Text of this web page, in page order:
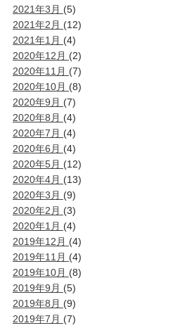
2021年3月 (5)
2021年2月 (12)
2021年1月 (4)
2020年12月 (2)
2020年11月 (7)
2020年10月 (8)
2020年9月 (7)
2020年8月 (4)
2020年7月 (4)
2020年6月 (4)
2020年5月 (12)
2020年4月 (13)
2020年3月 (9)
2020年2月 (3)
2020年1月 (4)
2019年12月 (4)
2019年11月 (4)
2019年10月 (8)
2019年9月 (5)
2019年8月 (9)
2019年7月 (7)